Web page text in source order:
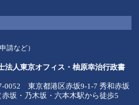
請など）
法人東京オフィス・柚原幸治行政書
0052 東京都港区赤坂9-1-7 秀和赤坂
坂・乃木坂・六本木駅から徒歩5